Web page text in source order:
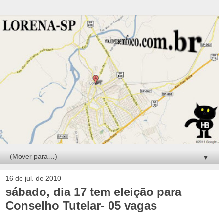
▼
16 de jul. de 2010
sábado, dia 17 tem eleição para
Conselho Tutelar- 05 vagas